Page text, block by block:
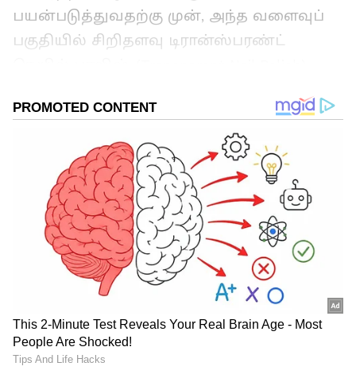
பயன்படுத்துவதற்கு முன், அந்த வளைவுப்
பகுதியில் சிறிதளவு டிரான்ஸ்பரண்ட்
லேயரை உருவாக்கி, துணி மாட்டிக்
கொள்வதைத் தடுக்கும்!
ஏசியாநெட் தமிழ்-ஐ உங்கள் முதன்மைத்
தேர்வாக்குங்கள்